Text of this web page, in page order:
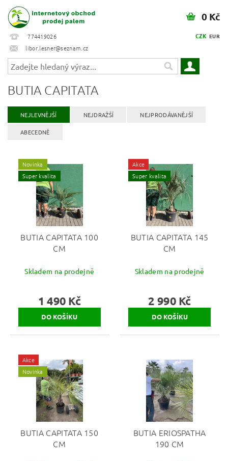
774419026
libor.lesner@seznam.cz
CZK EUR
0 Kč
BUTIA CAPITATA
NEJLEVNĚJŠÍ NEJDRAŽŠÍ NEJPRODÁVANĚJŠÍ
ABECEDNĚ
Novinka
Super kvalita
BUTIA CAPITATA 100
CM
Skladem na prodejně
1 490 Kč
Akce
Super kvalita
BUTIA CAPITATA 145
CM
Skladem na prodejně
2 990 Kč
Akce
Novinka
BUTIA CAPITATA 150
CM
BUTIA ERIOSPATHA
190 CM